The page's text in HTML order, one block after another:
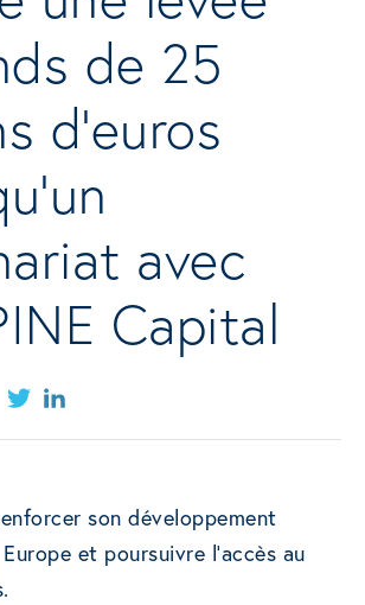
de 25
d’euros
avec
Capital
son développement
et poursuivre l’accès au